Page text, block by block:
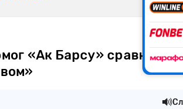
«Ак Барсу» сравнять